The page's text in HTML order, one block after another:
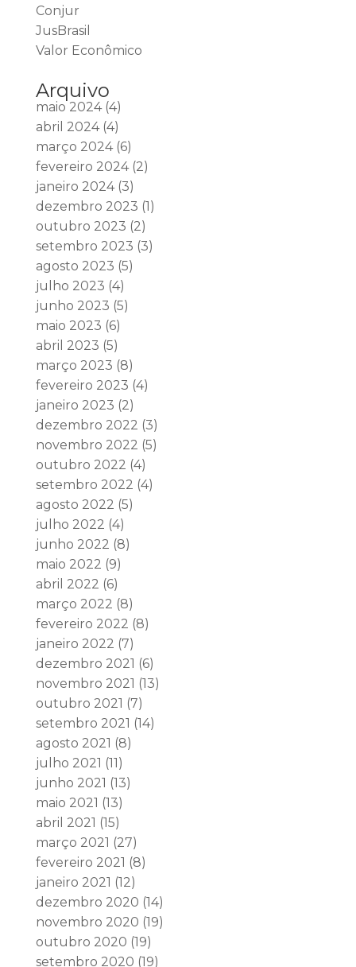
Conjur
JusBrasil
Valor Econômico
Arquivo
maio 2024(4)
abril 2024(4)
março 2024(6)
fevereiro 2024(2)
janeiro 2024(3)
dezembro 2023 (1)
outubro 2023 (2)
setembro 2023 (3)
agosto 2023 (5)
julho 2023 (4)
junho 2023 (5)
maio 2023 (6)
abril 2023 (5)
março 2023 (8)
fevereiro 2023 (4)
janeiro 2023 (2)
dezembro 2022 (3)
novembro 2022 (5)
outubro 2022 (4)
setembro 2022 (4)
agosto 2022 (5)
julho 2022 (4)
junho 2022 (8)
maio 2022 (9)
abril 2022 (6)
março 2022 (8)
fevereiro 2022 (8)
janeiro 2022 (7)
dezembro 2021 (6)
novembro 2021 (13)
outubro 2021 (7)
setembro 2021 (14)
agosto 2021 (8)
julho 2021 (11)
junho 2021 (13)
maio 2021 (13)
abril 2021 (15)
março 2021 (27)
fevereiro 2021 (8)
janeiro 2021 (12)
dezembro 2020 (14)
novembro 2020 (19)
outubro 2020 (19)
setembro 2020 (19)